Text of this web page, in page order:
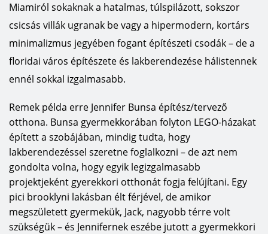
Miamiról sokaknak a hatalmas, túlspilázott, sokszor
csicsás villák ugranak be vagy a hipermodern, kortárs
minimalizmus jegyében fogant építészeti csodák – de a
floridai város építészete és lakberendezése hálistennek
ennél sokkal izgalmasabb.
Remek példa erre Jennifer Bunsa építész/tervező
otthona. Bunsa gyermekkorában folyton LEGO-házakat
épített a szobájában, mindig tudta, hogy
lakberendezéssel szeretne foglalkozni – de azt nem
gondolta volna, hogy egyik legizgalmasabb
projektjeként gyerekkori otthonát fogja felújítani. Egy
pici brooklyni lakásban élt férjével, de amikor
megszületett gyermekük, Jack, nagyobb térre volt
szükségük – és Jennifernek eszébe jutott a gyermekkori